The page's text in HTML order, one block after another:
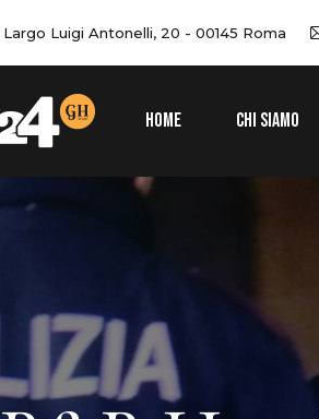
Largo Luigi Antonelli, 20 - 00145 Roma
HOME CHI SIAMO